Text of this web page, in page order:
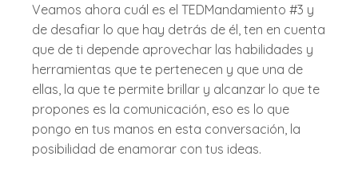
Veamos ahora cuál es el TEDMandamiento #3 y
de desafiar lo que hay detrás de él, ten en cuenta
que de ti depende aprovechar las habilidades y
herramientas que te pertenecen y que una de
ellas, la que te permite brillar y alcanzar lo que te
propones es la comunicación, eso es lo que
pongo en tus manos en esta conversación, la
posibilidad de enamorar con tus ideas.